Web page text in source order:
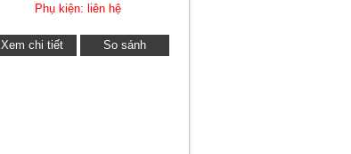
Phụ kiện: liên hệ
Xem chi tiết So sánh